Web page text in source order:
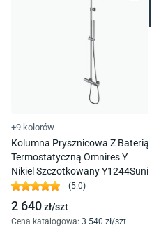
+9 kolorów
Kolumna Prysznicowa Z Baterią
Termostatyczną Omnires Y
Nikiel Szczotkowany Y1244Suni
(5.0)
2 640zł/szt
Cena katalogowa: 3 540 zł/szt